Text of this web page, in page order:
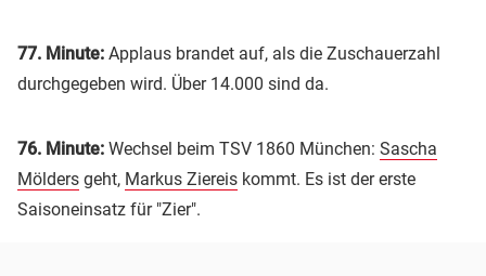
77. Minute: Applaus brandet auf, als die Zuschauerzahl
durchgegeben wird. Über 14.000 sind da.
76. Minute: Wechsel beim TSV 1860 München: Sascha
Mölders geht, Markus Ziereis kommt. Es ist der erste
Saisoneinsatz für "Zier".